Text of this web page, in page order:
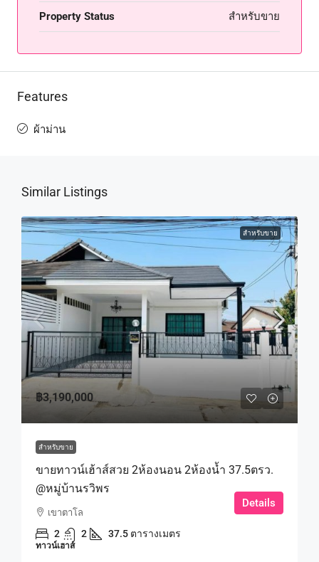
Property Status สำหรับขาย
Features
ผ้าม่าน
Similar Listings
สำหรับขาย
฿3,190,000
สำหรับขาย
ขายทาวน์เฮ้าส์สวย 2ห้องนอน 2ห้องน้ำ 37.5ตรว.
@หมู่บ้านรวิพร
เขาตาโล
2 2 37.5 ตารางเมตร
ทาวน์เฮาส์
Details